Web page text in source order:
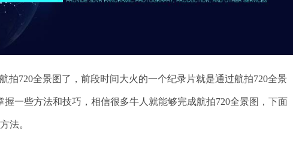
拍720全景图了，前段时间大火的一个纪录片就是通过航拍720全景
一些方法和技巧，相信很多牛人就能够完成航拍720全景图，下面
法。